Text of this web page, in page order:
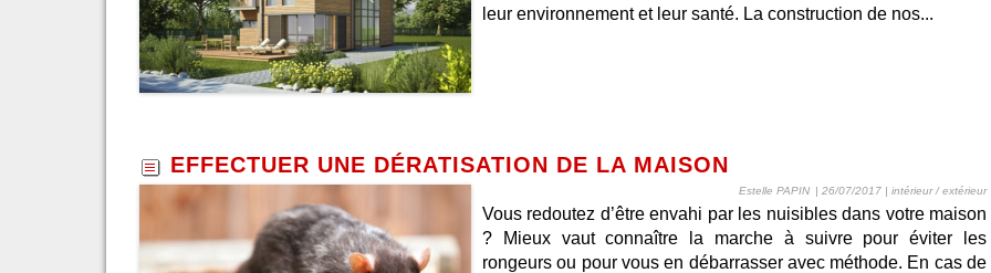
leur environnement et leur santé. La construction de nos...
EFFECTUER UNE DÉRATISATION DE LA MAISON
Estelle PAPIN | 26/07/2017 | intérieur / extérieur
Vous redoutez d’être envahi par les nuisibles dans votre maison
? Mieux vaut connaître la marche à suivre pour éviter les
rongeurs ou pour vous en débarrasser avec méthode. En cas de